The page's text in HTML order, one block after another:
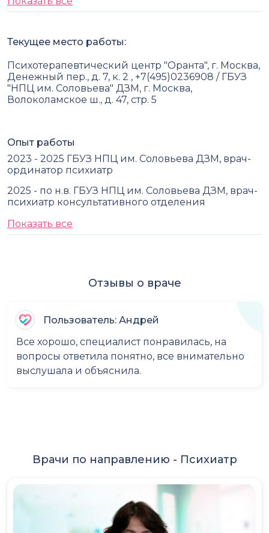
Текущее место работы:
Психотерапевтический центр "Оранта", г. Москва,
Денежный пер., д. 7, к. 2 , +7(495)0236908 / ГБУЗ
"НПЦ им. Соловьева" ДЗМ, г. Москва,
Волоколамское ш., д. 47, стр. 5
Опыт работы
2023 - 2025 ГБУЗ НПЦ им. Соловьева ДЗМ, врач-
ординатор психиатр
2025 - по н.в. ГБУЗ НПЦ им. Соловьева ДЗМ, врач-
психиатр консультативного отделения
Показать все
Отзывы о враче
Пользователь: Андрей
Все хорошо, специалист понравилась, на
вопросы ответила понятно, все внимательно
выслушала и объяснила.
Врачи по направлению - Психиатр